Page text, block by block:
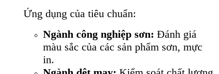
Ứng dụng của tiêu chuẩn:
Ngành công nghiệp sơn: Đánh giá
màu sắc của các sản phẩm sơn, mực
in.